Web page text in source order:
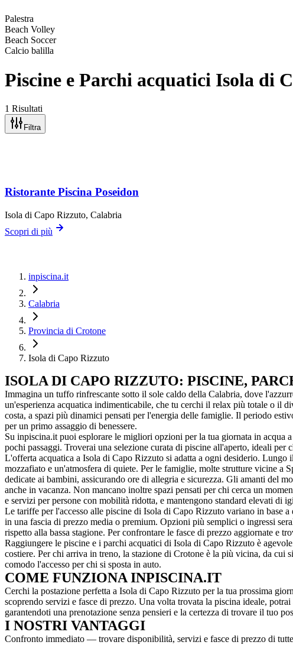
Palestra
Beach Volley
Beach Soccer
Calcio balilla
Piscine e Parchi acquatici Isola di
1 Risultati
Filtra
Ristorante Piscina Poseidon
Isola di Capo Rizzuto, Calabria
Scopri di più
inpiscina.it
Calabria
Provincia di Crotone
Isola di Capo Rizzuto
ISOLA DI CAPO RIZZUTO: PISCINE,
Immagina un tuffo rinfrescante sotto il sole caldo della Calabria, dove
un'esperienza acquatica indimenticabile, che tu cerchi il relax più totale o il
costa, a spazi più dinamici pensati per l'energia delle famiglie. Il periodo
per un primo assaggio di benessere.
Su inpiscina.it puoi esplorare le migliori opzioni per la tua giornata in acqua
pochi passaggi. Troverai una selezione curata di piscine all'aperto, ideali
L'offerta acquatica a Isola di Capo Rizzuto si adatta a ogni desiderio.
mozzafiato e un'atmosfera di quiete. Per le famiglie, molte strutture vicine
dedicate ai bambini, assicurando ore di allegria e sicurezza. Gli amanti del
anche in vacanza. Non mancano inoltre spazi pensati per chi cerca un
e servizi per persone con mobilità ridotta, e mantengono standard elevati di
Le tariffe per l'accesso alle piscine di Isola di Capo Rizzuto variano in base
in una fascia di prezzo media o premium. Opzioni più semplici o ingressi
rispetto alla bassa stagione. Per confrontare le fasce di prezzo aggiornate e
Raggiungere le piscine e i parchi acquatici di Isola di Capo Rizzuto è
costiere. Per chi arriva in treno, la stazione di Crotone è la più vicina, da
comodo l'accesso per chi si sposta in auto.
COME FUNZIONA INPISCINA.IT
Cerchi la postazione perfetta a Isola di Capo Rizzuto per la tua prossima
scoprendo servizi e fasce di prezzo. Una volta trovata la piscina ideale,
garantendoti una prenotazione senza pensieri e la certezza di trovare il tuo
I NOSTRI VANTAGGI
Confronto immediato — trovare disponibilità, servizi e fasce di prezzo di